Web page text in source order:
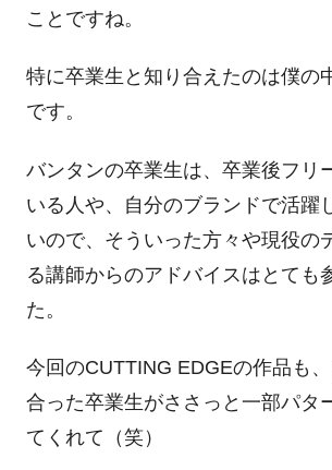
ことですね。
特に卒業生と知り合えたのは僕の
です。
バンタンの卒業生は、卒業後フリ
いる人や、自分のブランドで活躍
いので、そういった方々や現役の
る講師からのアドバイスはとても
た。
今回のCUTTING EDGEの作品も
合った卒業生がささっと一部パタ
てくれて（笑）